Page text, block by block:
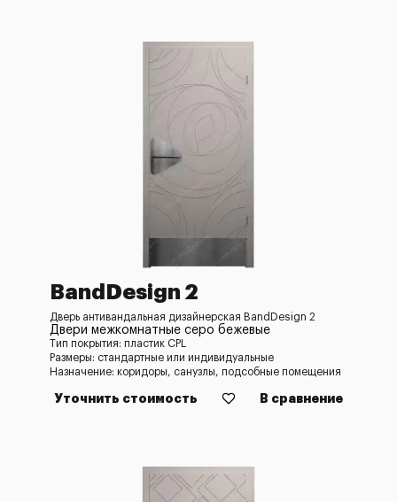
BandDesign 2
Дверь антивандальная дизайнерская BandDesign 2
Двери межкомнатные серо бежевые
Тип покрытия: пластик CPL
Размеры: стандартные или индивидуальные
Назначение: коридоры, санузлы, подсобные помещения
Уточнить стоимость В сравнение